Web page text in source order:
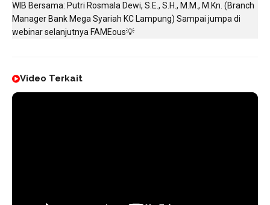
WIB Bersama: Putri Rosmala Dewi, S.E., S.H., M.M., M.Kn. (Branch
Manager Bank Mega Syariah KC Lampung) Sampai jumpa di
webinar selanjutnya FAMEous💡
Video Terkait